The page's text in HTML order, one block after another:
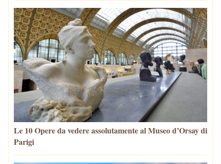
Le 10 Opere da vedere assolutamente al Museo d’Orsay di
Parigi